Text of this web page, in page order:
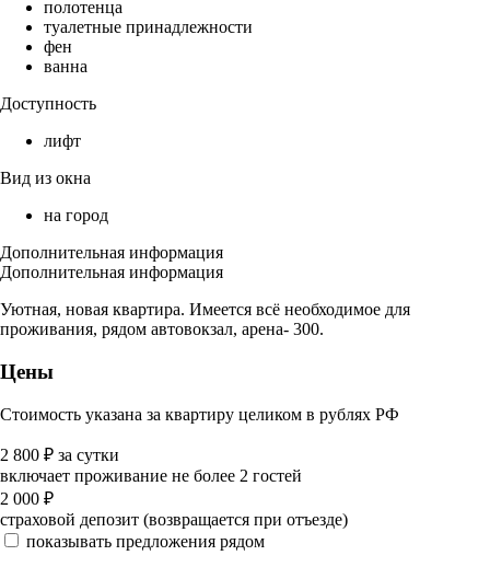
полотенца
туалетные принадлежности
фен
ванна
Доступность
лифт
Вид из окна
на город
Дополнительная информация
Дополнительная информация
Уютная, новая квартира. Имеется всё необходимое для
проживания, рядом автовокзал, арена- 300.
Цены
Стоимость указана за квартиру целиком в рублях РФ
2 800 ₽ за сутки
включает проживание не более 2 гостей
2 000 ₽
страховой депозит (возвращается при отъезде)
показывать предложения рядом